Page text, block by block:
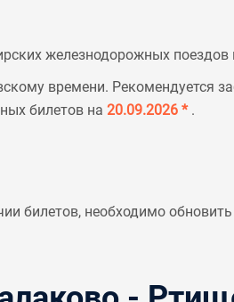
железнодорожных
времени. Рекомендуется
билетов на 20.09.2026 * .
билетов, необходимо